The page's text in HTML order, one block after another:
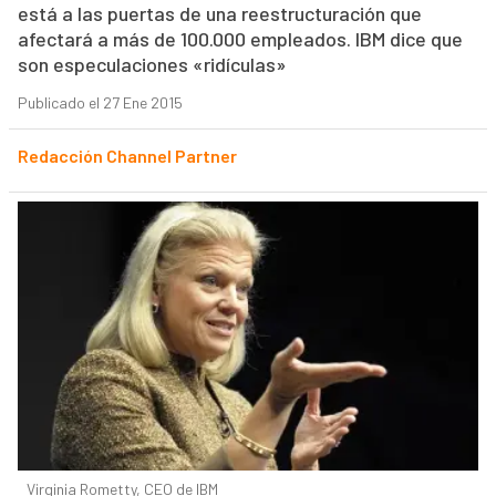
está a las puertas de una reestructuración que
afectará a más de 100.000 empleados. IBM dice que
son especulaciones «ridículas»
Publicado el 27 Ene 2015
Redacción Channel Partner
Virginia Rometty, CEO de IBM